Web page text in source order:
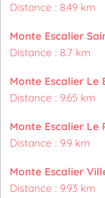
Distance : 8.49 km
Monte Escalier
Distance : 8.7 km
Monte Escalier Le
Distance : 9.65 km
Monte Escalier Le
Distance : 9.9 km
Monte Escalier
Distance : 9.93 km